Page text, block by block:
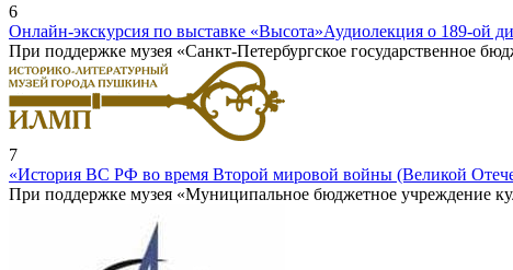
6
Онлайн-экскурсия по выставке «Высота»Аудиолекция о 189-ой
При поддержке музея «Санкт-Петербургское государственное
7
«История ВС РФ во время Второй мировой войны (Великой
При поддержке музея «Муниципальное бюджетное учреждение